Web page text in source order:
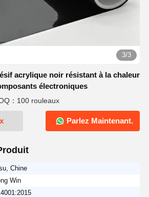
3/3
acrylique noir résistant à la chaleur
électroniques
：100 rouleaux
Parlez Maintenant.
Chine
Win